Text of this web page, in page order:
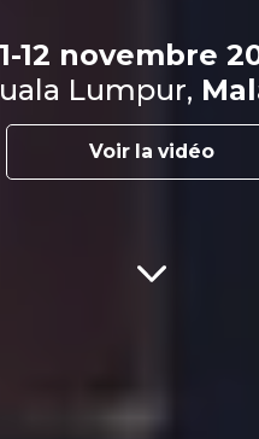
12 novembre
Lumpur,
Voir la vidéo